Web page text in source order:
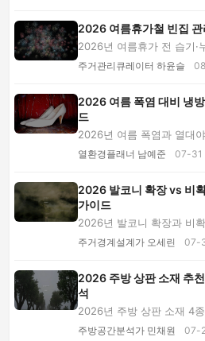
2026 여름휴가철 빈집
2026년 여름휴가 전 습기·
빈집 관리법을 공간별 체크
주거관리큐레이터 하윤슬
2026 여름 폭염 대비 냉
드
2026년 여름 폭염과 열대
블라인드 비교, 에어컨 바
열환경플래너 남예준 07-31
2026 발코니 확장 vs 비
가이드
2026년 발코니 확장과 비
결로, 냉난방 효율, 가족 생
주거경계설계가 오세린 07-
2026 주방 상판 소재 추
석
2026년 주방 상판 소재 4
장단점을 비교합니다. 인조
주방공간분석가 민채원 07-